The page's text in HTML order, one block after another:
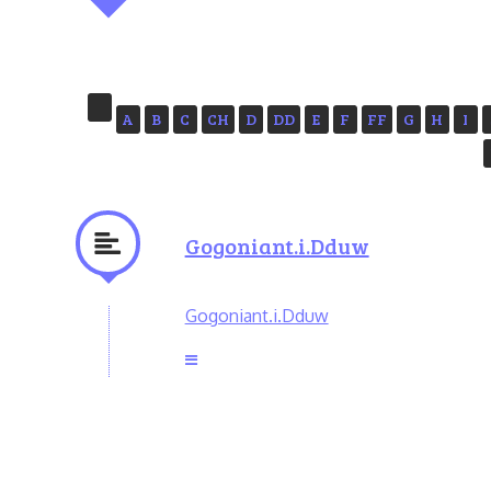
A B C CH D DD E F FF G H I
Gogoniant.i.Dduw
Gogoniant.i.Dduw